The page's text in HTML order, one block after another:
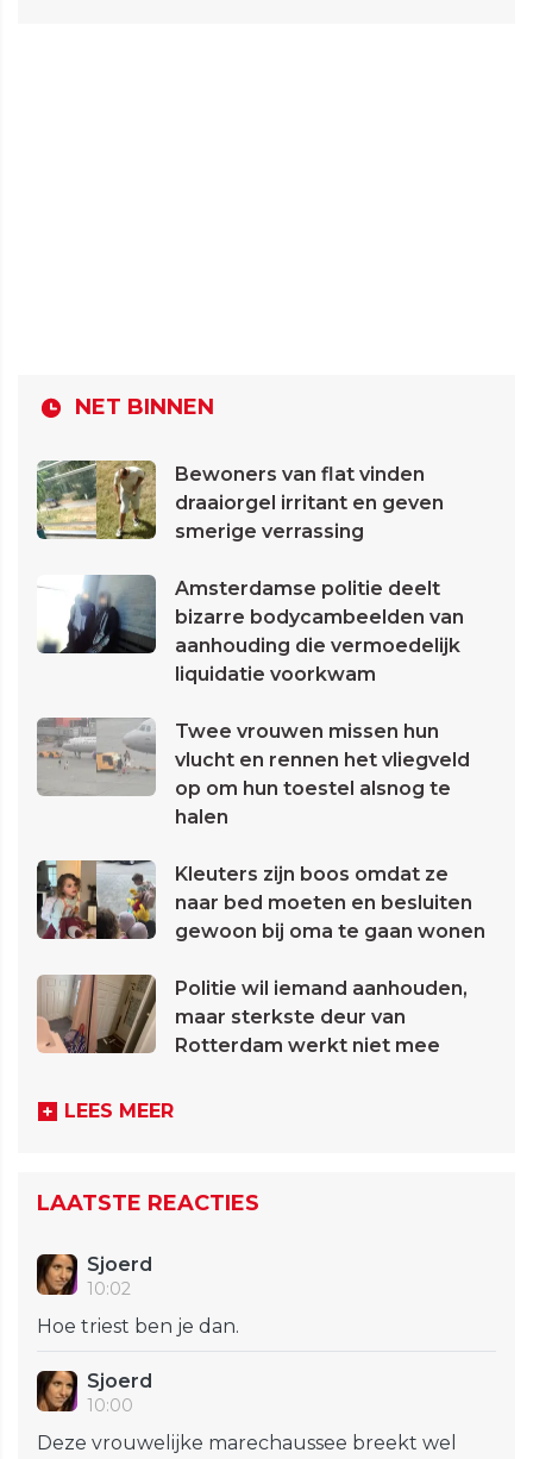
NET BINNEN
Bewoners van flat vinden
draaiorgel irritant en geven
smerige verrassing
Amsterdamse politie deelt
bizarre bodycambeelden van
aanhouding die vermoedelijk
liquidatie voorkwam
Twee vrouwen missen hun
vlucht en rennen het vliegveld
op om hun toestel alsnog te
halen
Kleuters zijn boos omdat ze
naar bed moeten en besluiten
gewoon bij oma te gaan wonen
Politie wil iemand aanhouden,
maar sterkste deur van
Rotterdam werkt niet mee
LEES MEER
LAATSTE REACTIES
Sjoerd
10:02
Hoe triest ben je dan.
Sjoerd
10:00
Deze vrouwelijke marechaussee breekt wel